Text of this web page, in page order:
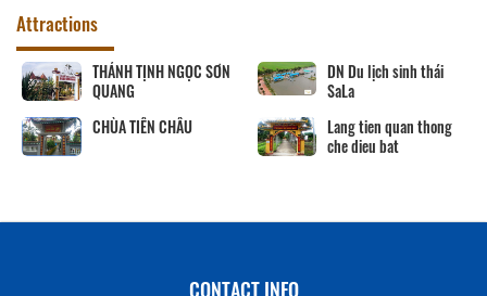
Attractions
THÁNH TỊNH NGỌC SƠN
QUANG
DN Du lịch sinh thái
SaLa
CHÙA TIÊN CHÂU
Lang tien quan thong
che dieu bat
CONTACT INFO